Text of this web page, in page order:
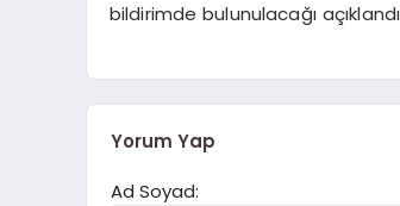
bildirimde bulunulacağı
Yorum Yap
Ad Soyad: